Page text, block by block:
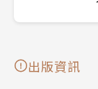
出版資訊